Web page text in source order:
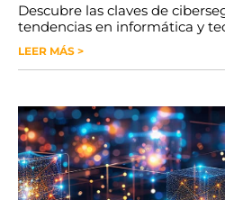
Descubre las claves de
tendencias en informática y
LEER MÁS >